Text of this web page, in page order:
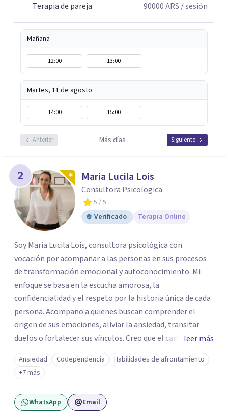
Terapia de pareja
90000ARS / sesión
Mañana
12:00 13:00
Martes, 11 de agosto
14:00 15:00
Anterior Más días Siguiente
2 Maria Lucila Lois
Consultora Psicologica
5 / 5
Verificado
Terapia Online
Soy María Lucila Lois, consultora psicológica con
vocación por acompañar a las personas en sus procesos
de transformación emocional y autoconocimiento. Mi
enfoque se basa en la escucha amorosa, la
confidencialidad y el respeto por la historia única de cada
persona. Acompaño a quienes buscan comprender el
origen de sus emociones, aliviar la ansiedad, transitar
duelos o fortalecer sus vínculos. Creo que el camino hacia
una vida más auténtica comienza cuando nos animamos
a mirar hacia adentro y a reconocer las raíces de lo que
sentimos.
leer más
Ansiedad Codependencia
Habilidades de afrontamiento
+7 más
WhatsApp Email